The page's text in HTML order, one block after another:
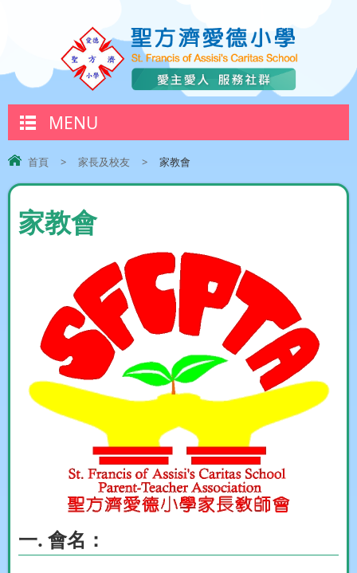
MENU
首頁 > 家長及校友 > 家教會
家教會
一. 會名：